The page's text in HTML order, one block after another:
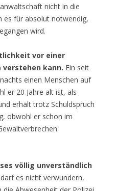
nicht in die
es für absolut notwendig,
wird.
vor einer
verstehen kann. Ein seit
einen Menschen auf
er 20 Jahre alt ist, als
erhält trotz Schuldspruch
obwohl er schon im
völlig unverständlich
es nicht verwundern,